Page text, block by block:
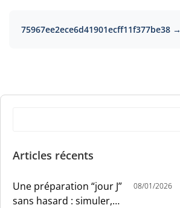
75967ee2ece6d41901ecff11f377be38 →
Articles récents
Une préparation “jour J”
sans hasard : simuler,
08/01/2026